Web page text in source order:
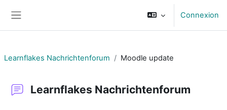
Connexion
Learnflakes Nachrichtenforum Moodle update
Learnflakes Nachrichtenforum